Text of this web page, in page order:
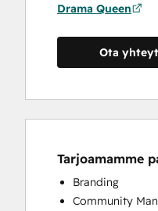
Drama Queen
Ota
Tarjoamamme
Branding
Community